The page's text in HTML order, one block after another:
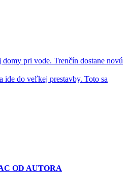
pri vode. Trenčín dostane novú
do veľkej prestavby. Toto sa
OD AUTORA